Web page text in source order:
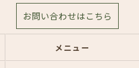
お問い合わせはこちら
メニュー